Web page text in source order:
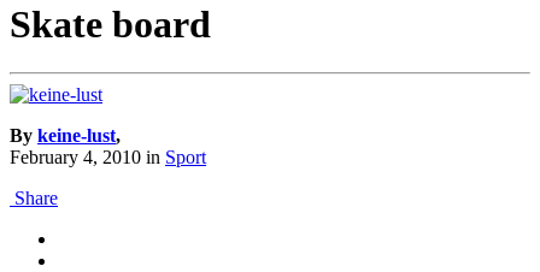
Skate board
By keine-lust,
February 4, 2010 in Sport
Share